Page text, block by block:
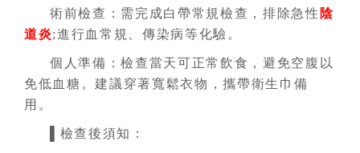
術前檢查：需完成白帶常規檢查，排除急性 陰
道炎;進行血常規、傳染病等化驗。
個人準備：檢查當天可正常飲食，避免空腹以
免低血糖。建議穿著寬鬆衣物，攜帶衛生巾備
用。
▌檢查後須知：